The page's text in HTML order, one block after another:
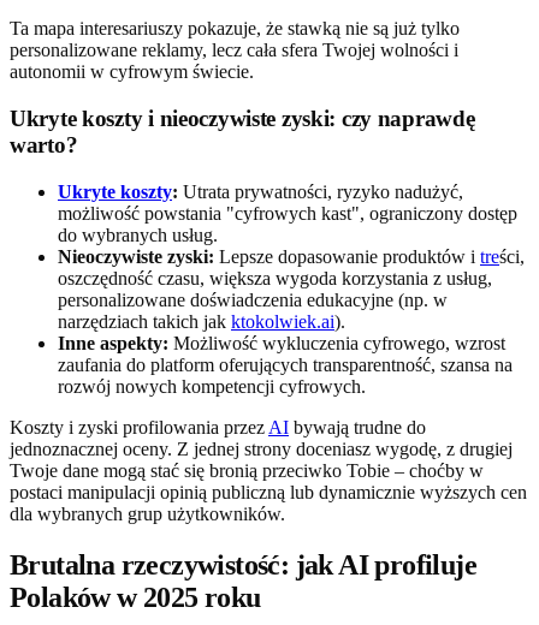
Ta mapa interesariuszy pokazuje, że stawką nie są już tylko
personalizowane reklamy, lecz cała sfera Twojej wolności i
autonomii w cyfrowym świecie.
Ukryte koszty i nieoczywiste zyski: czy naprawdę
warto?
Ukryte koszty: Utrata prywatności, ryzyko nadużyć,
możliwość powstania "cyfrowych kast", ograniczony dostęp
do wybranych usług.
Nieoczywiste zyski: Lepsze dopasowanie produktów i treści,
oszczędność czasu, większa wygoda korzystania z usług,
personalizowane doświadczenia edukacyjne (np. w
narzędziach takich jak ktokolwiek.ai).
Inne aspekty: Możliwość wykluczenia cyfrowego, wzrost
zaufania do platform oferujących transparentność, szansa na
rozwój nowych kompetencji cyfrowych.
Koszty i zyski profilowania przez AI bywają trudne do
jednoznacznej oceny. Z jednej strony doceniasz wygodę, z drugiej
Twoje dane mogą stać się bronią przeciwko Tobie – choćby w
postaci manipulacji opinią publiczną lub dynamicznie wyższych cen
dla wybranych grup użytkowników.
Brutalna rzeczywistość: jak AI profiluje
Polaków w 2025 roku